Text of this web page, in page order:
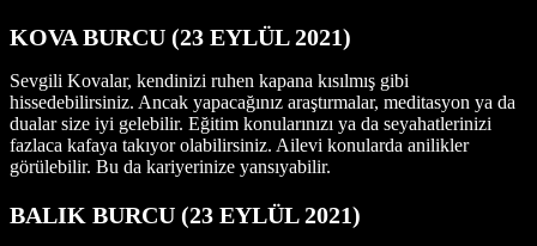
KOVA BURCU (23 EYLÜL 2021)
Sevgili Kovalar, kendinizi ruhen kapana kısılmış gibi
hissedebilirsiniz. Ancak yapacağınız araştırmalar, meditasyon ya da
dualar size iyi gelebilir. Eğitim konularınızı ya da seyahatlerinizi
fazlaca kafaya takıyor olabilirsiniz. Ailevi konularda anilikler
görülebilir. Bu da kariyerinize yansıyabilir.
BALIK BURCU (23 EYLÜL 2021)